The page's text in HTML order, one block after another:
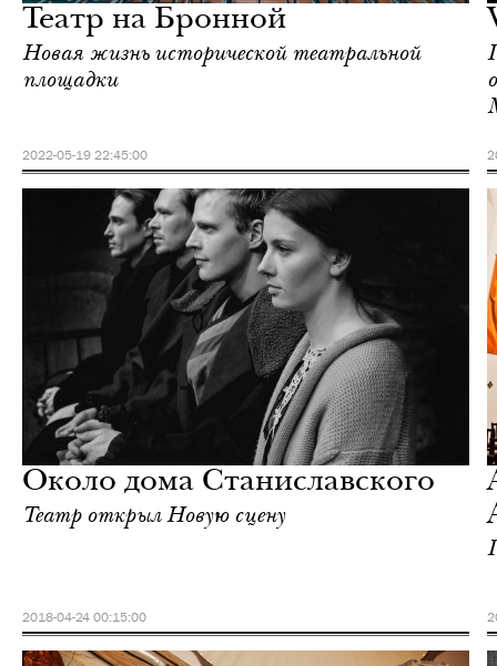
Театр на Бронной
Новая жизнь исторической театральной
площадки
2022-05-19 22:45:00
Около дома Станиславского
Театр открыл Новую сцену
2018-04-24 00:15:00
среда